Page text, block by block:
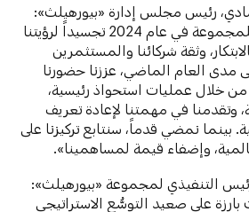
رئيس مجلس إدارة «بيورهيلث»:
«يُعدّ الأداء الاستثنائي للمجموعة في عام 2024 تجسيداً لرؤيتنا
وثقة شركائنا والمستثمرين
مدى العام الماضي، عززنا حضورنا
خلال عمليات استحواذ رئيسية،
وتقدمنا في مهمتنا لإعادة تعريف
بينما نمضي قدماً، سنتابع تركيزنا على
وإضفاء قيمة لمساهمينا».
التنفيذي لمجموعة «بيورهيلث»:
تحوُّلات بارزة على صعيد التوسُّع الاستراتيجي